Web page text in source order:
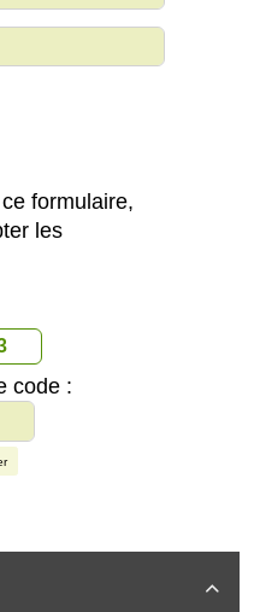
formulaire,
les
code :
